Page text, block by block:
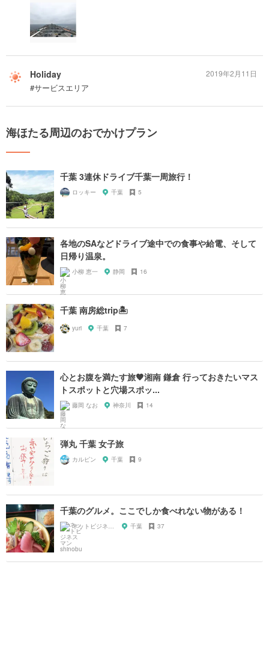
Holiday
#サービスエリア
2019年2月11日
海ほたる周辺のおでかけプラン
千葉 3連休ドライブ千葉一周旅行！
ロッキー 千葉 5
各地のSAなどドライブ途中での食事や給電、そして
日帰り温泉。
小柳 恵一 静岡 16
千葉 南房総trip🏝
yuri 千葉 7
心とお腹を満たす旅🧡湘南 鎌倉 行っておきたいマス
トスポットと穴場スポッ...
藤岡 なお 神奈川 14
弾丸 千葉 女子旅
カルピン 千葉 9
千葉のグルメ。ここでしか食べれない物がある！
ネットビジネスマン shinobu 千葉 37